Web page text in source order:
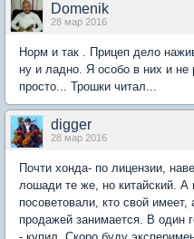
Domenik
28 мар 2016
Норм и так . Прицеп дело
ну и ладно. Я особо в них и не
просто... Трошки читал...
digger
28 мар 2016
Почти хонда- по лицензии,
лошади те же, но китайский. А
посоветовали, кто свой
продажей занимается. В один